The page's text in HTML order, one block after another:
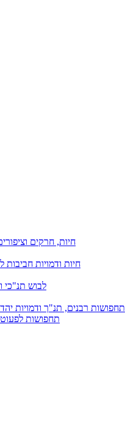
חיות, חרקים
חיות ודמויות חביבות
לבוש תנ"כי
תחפושות רבנים, תנ"ך ודמויות
תחפושות